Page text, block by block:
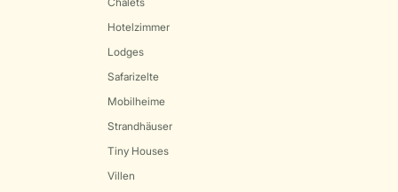
Hotelzimmer
Lodges
Safarizelte
Mobilheime
Strandhäuser
Tiny Houses
Villen